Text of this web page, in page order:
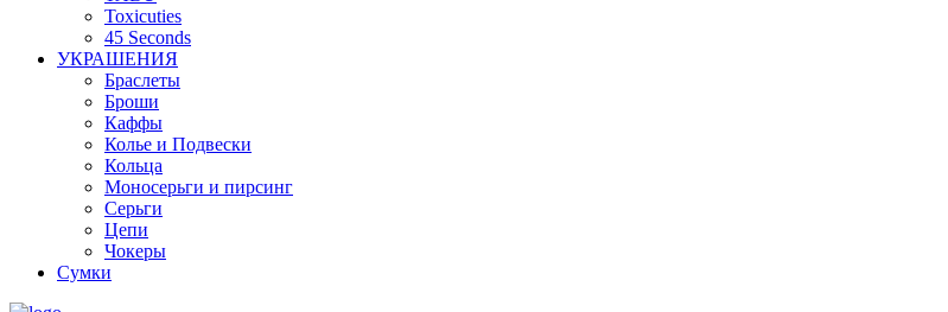
Toxicuties
45 Seconds
УКРАШЕНИЯ
Браслеты
Броши
Каффы
Колье и Подвески
Кольца
Моносерьги и пирсинг
Серьги
Цепи
Чокеры
Сумки